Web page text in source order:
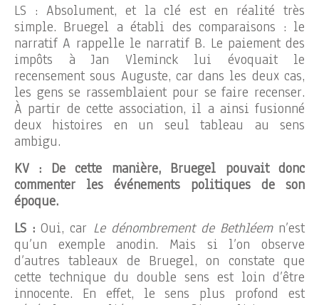
LS : Absolument, et la clé est en réalité très
simple. Bruegel a établi des comparaisons : le
narratif A rappelle le narratif B. Le paiement des
impôts à Jan Vleminck lui évoquait le
recensement sous Auguste, car dans les deux cas,
les gens se rassemblaient pour se faire recenser.
À partir de cette association, il a ainsi fusionné
deux histoires en un seul tableau au sens
ambigu.
KV : De cette manière, Bruegel pouvait donc
commenter les événements politiques de son
époque.
LS : Oui, car Le dénombrementde Bethléemn’est
qu’un exemple anodin. Mais si l’on observe
d’autres tableaux de Bruegel, on constate que
cette technique du double sens est loin d’être
innocente. En effet, le sens plus profond est